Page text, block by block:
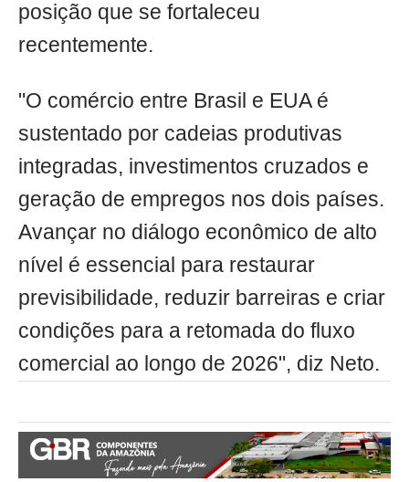
posição que se fortaleceu
recentemente.
"O comércio entre Brasil e EUA é
sustentado por cadeias produtivas
integradas, investimentos cruzados e
geração de empregos nos dois países.
Avançar no diálogo econômico de alto
nível é essencial para restaurar
previsibilidade, reduzir barreiras e criar
condições para a retomada do fluxo
comercial ao longo de 2026", diz Neto.